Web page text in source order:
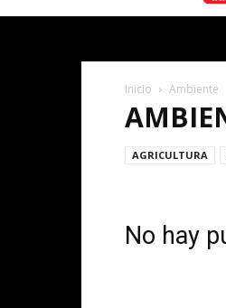
Inicio Ambiente
AGRICULTURA
No hay